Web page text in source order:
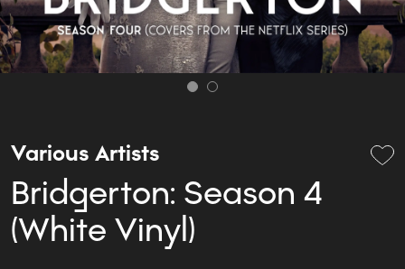
Various Artists
Bridgerton: Season 4
(White Vinyl)